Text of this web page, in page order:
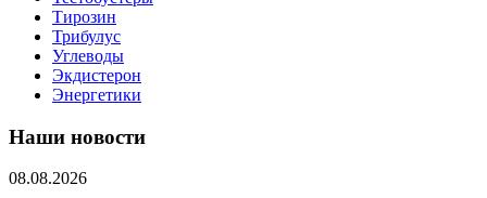
Тирозин
Трибулус
Углеводы
Экдистерон
Энергетики
Наши новости
08.08.2026